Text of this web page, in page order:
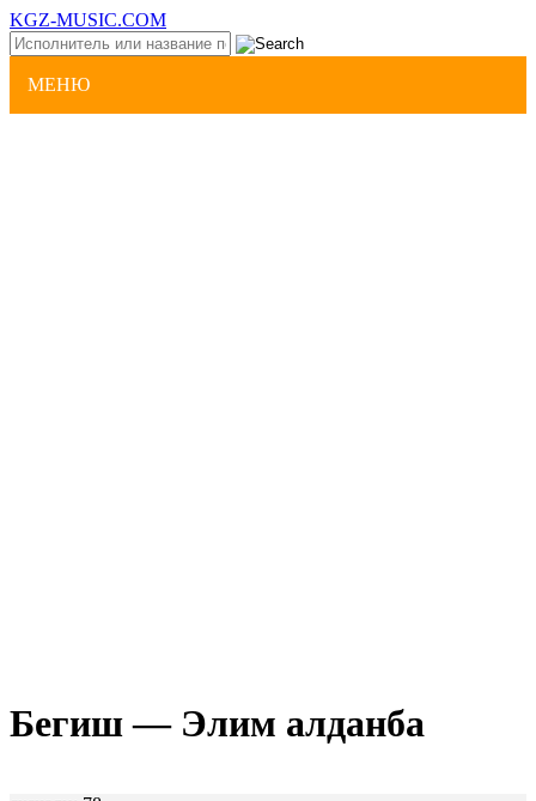
KGZ-MUSIC.COM
МЕНЮ
Бегиш — Элим алданба